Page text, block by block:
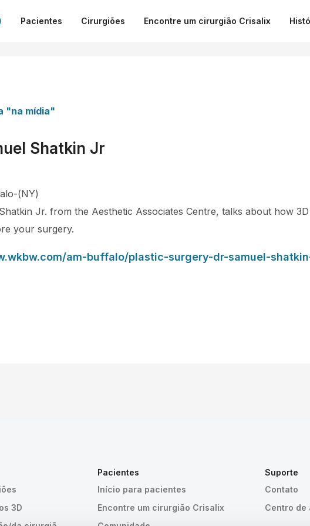
Pacientes Cirurgiões Encontre um cirurgião Crisalix
"na mídia"
Shatkin Jr
(NY)
Jr. from the Aesthetic Associates Centre, talks about how
your surgery.
am-buffalo/plastic-surgery-dr-samuel-
3D
Pacientes
Início para pacientes
Encontre um cirurgião Crisalix
Suporte
Contato
Centro de